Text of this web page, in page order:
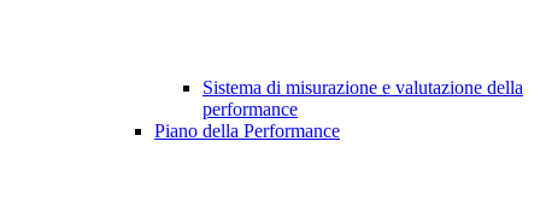
Sistema di misurazione e valutazione della
performance
Piano della Performance